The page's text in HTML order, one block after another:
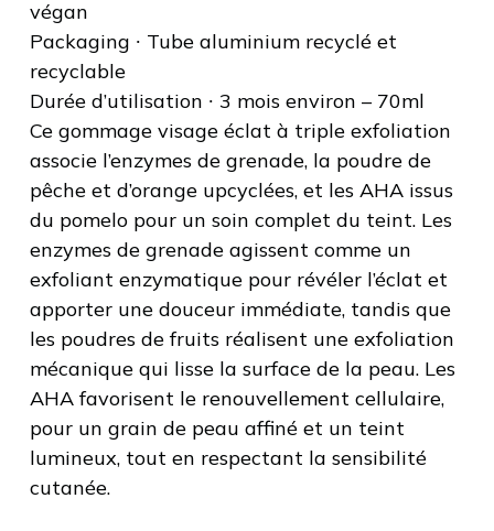
végan
Packaging ∙ Tube aluminium recyclé et
recyclable
Durée d’utilisation ∙ 3 mois environ – 70ml
Ce gommage visage éclat à triple exfoliation
associe l’enzymes de grenade, la poudre de
pêche et d’orange upcyclées, et les AHA issus
du pomelo pour un soin complet du teint. Les
enzymes de grenade agissent comme un
exfoliant enzymatique pour révéler l’éclat et
apporter une douceur immédiate, tandis que
les poudres de fruits réalisent une exfoliation
mécanique qui lisse la surface de la peau. Les
AHA favorisent le renouvellement cellulaire,
pour un grain de peau affiné et un teint
lumineux, tout en respectant la sensibilité
cutanée.